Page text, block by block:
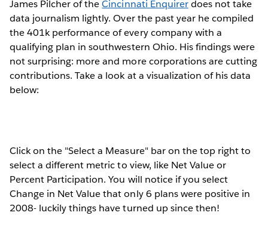
James Pilcher of theCincinnati Enquirerdoes not take
data journalism lightly. Over the past year he compiled
the 401k performance of every company with a
qualifying plan in southwestern Ohio. His findings were
not surprising: more and more corporations are cutting
contributions. Take a look at a visualization of his data
below:
Click on the "Select a Measure" bar on the top right to
select a different metric to view, like Net Value or
Percent Participation. You will notice if you select
Change in Net Value that only 6 plans were positive in
2008- luckily things have turned up since then!